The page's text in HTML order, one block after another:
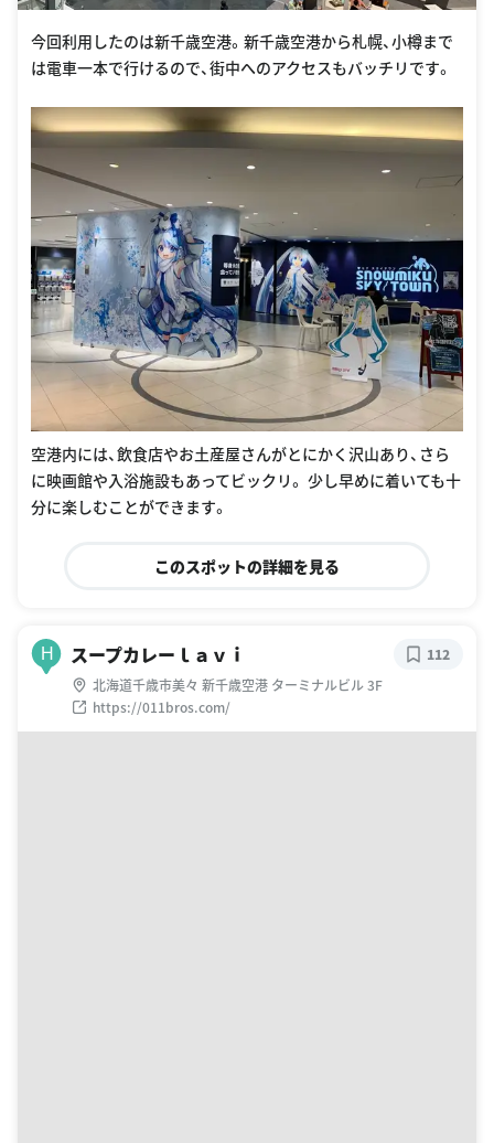
今回利用したのは新千歳空港。新千歳空港から札幌、小樽まで
は電車一本で行けるので、街中へのアクセスもバッチリです。
空港内には、飲食店やお土産屋さんがとにかく沢山あり、さら
に映画館や入浴施設もあってビックリ。 少し早めに着いても十
分に楽しむことができます。
このスポットの詳細を見る
H スープカレーｌａｖｉ
北海道千歳市美々 新千歳空港 ターミナルビル 3F
https://011bros.com/
112